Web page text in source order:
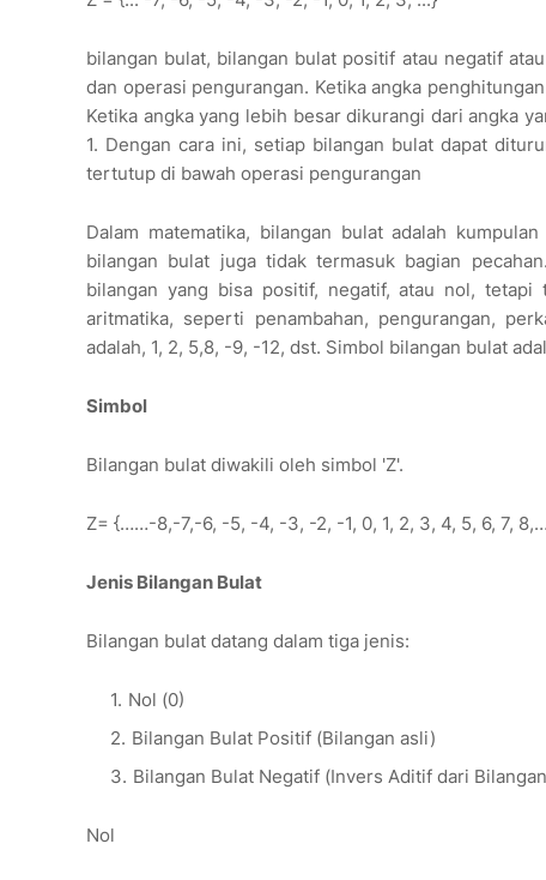
bilangan bulat, bilangan bulat positif atau negatif
dan operasi pengurangan. Ketika angka
Ketika angka yang lebih besar dikurangi dari angka
1. Dengan cara ini, setiap bilangan bulat dapat
tertutup di bawah operasi pengurangan
Dalam matematika, bilangan bulat adalah
bilangan bulat juga tidak termasuk bagian
bilangan yang bisa positif, negatif, atau nol, tetapi
aritmatika, seperti penambahan, pengurangan,
adalah, 1, 2, 5,8, -9, -12, dst. Simbol bilangan bulat
Simbol
Bilangan bulat diwakili oleh simbol 'Z'.
Z= {……-8,-7,-6, -5, -4, -3, -2, -1, 0, 1, 2, 3, 4, 5, 6, 7,
Jenis Bilangan Bulat
Bilangan bulat datang dalam tiga jenis:
Nol (0)
Bilangan Bulat Positif (Bilangan asli)
Bilangan Bulat Negatif (Invers Aditif dari
Nol